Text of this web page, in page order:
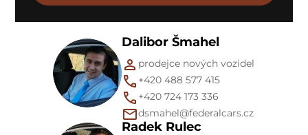
Dalibor Šmahel
prodejce nových vozidel
+420 488 577 415
+420 724 173 336
dsmahel@federalcars.cz
Radek Rulec